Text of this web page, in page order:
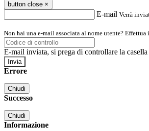
button close ×
E-mail Verrà
Non hai una e-mail associata al nome utente?
E-mail inviata, si prega di controllare la
Errore
Chiudi
Successo
Chiudi
Informazione